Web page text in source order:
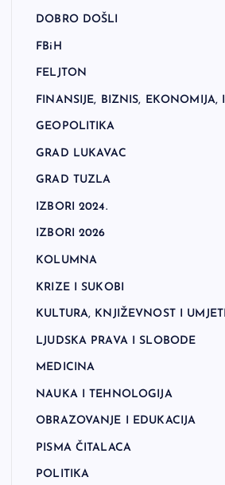
DOBRO DOŠLI
FBiH
FELJTON
FINANSIJE, BIZNIS, EKONOMIJA,
GEOPOLITIKA
GRAD LUKAVAC
GRAD TUZLA
IZBORI 2024.
IZBORI 2026
KOLUMNA
KRIZE I SUKOBI
KULTURA, KNJIŽEVNOST I
LJUDSKA PRAVA I SLOBODE
MEDICINA
NAUKA I TEHNOLOGIJA
OBRAZOVANJE I EDUKACIJA
PISMA ČITALACA
POLITIKA